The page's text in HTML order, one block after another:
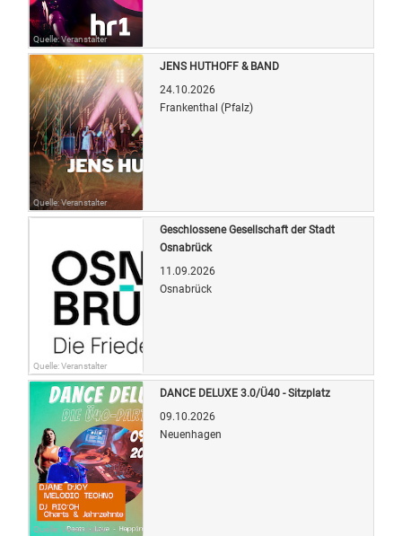
Quelle: Veranstalter
Quelle: Veranstalter
JENS HUTHOFF & BAND
24.10.2026
Frankenthal (Pfalz)
Quelle: Veranstalter
Geschlossene Gesellschaft der Stadt
Osnabrück
11.09.2026
Osnabrück
Quelle: Veranstalter
DANCE DELUXE 3.0/Ü40 - Sitzplatz
09.10.2026
Neuenhagen